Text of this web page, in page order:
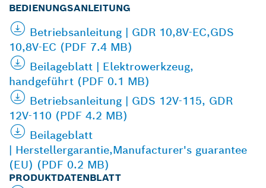
BEDIENUNGSANLEITUNG
Betriebsanleitung | GDR 10,8V-EC,GDS
10,8V-EC (PDF 7.4 MB)
Beilageblatt | Elektrowerkzeug,
handgeführt (PDF 0.1 MB)
Betriebsanleitung | GDS 12V-115, GDR
12V-110 (PDF 4.2 MB)
Beilageblatt
| Herstellergarantie,Manufacturer's guarantee
(EU) (PDF 0.2 MB)
PRODUKTDATENBLATT